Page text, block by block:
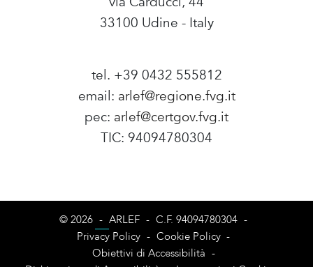
33100 Udine - Italy
tel. +39 0432 555812
email: arlef@regione.fvg.it
pec: arlef@certgov.fvg.it
TIC: 94094780304
© 2026 - ARLEF - C.F. 94094780304 -
Privacy Policy - Cookie Policy -
Obiettivi di Accessibilità -